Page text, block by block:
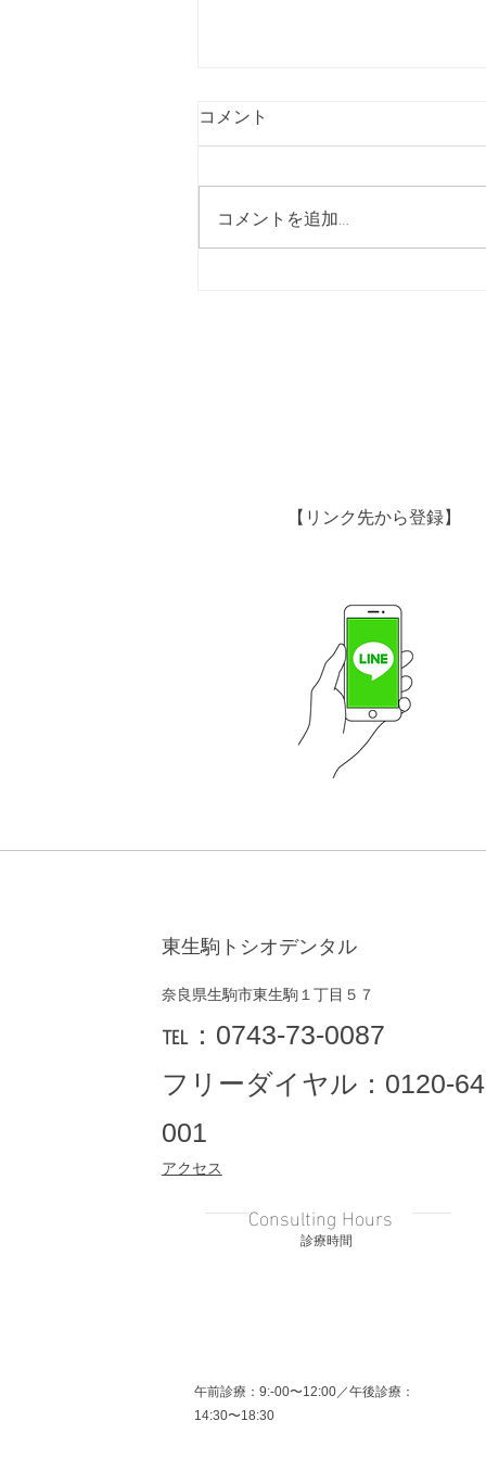
コメント
コメントを追加…
【リンク先から登録】
東生駒トシオデンタル
奈良県生駒市東生駒１丁目５７
​℡： 0743-73-0087
フリーダイヤル：0120-
001
アクセス
Consulting Hours
​診療時間
午前診療：9:-00〜12:00​／午後診療：
14:30〜18:30